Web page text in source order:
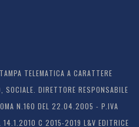
TELEMATICA A CARATTERE
DIRETTORE RESPONSABILE
N.160 DEL 22.04.2005 - P.IVA
C 2015-2019 L&V EDITRICE